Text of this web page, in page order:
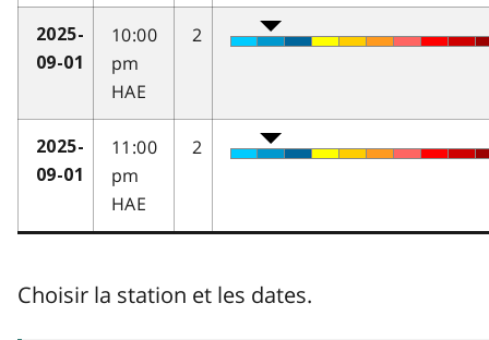
2025-
09-01
10:00
pm
HAE
2
2025-
09-01
11:00
pm
HAE
2
Choisir la station et les dates.